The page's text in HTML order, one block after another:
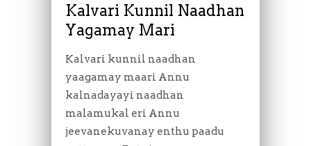
Kalvari Kunnil Naadhan
Yagamay Mari
Kalvari kunnil naadhan
yaagamay maari Annu
kalnadayayi naadhan
malamukal eri Annu
jeevanekuvanay enthu paadu